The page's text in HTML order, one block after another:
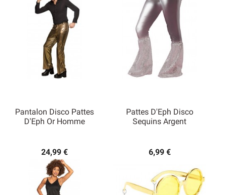
Pantalon Disco Pattes
D'Eph Or Homme
24,99 €
Pattes D'Eph Disco
Sequins Argent
6,99 €